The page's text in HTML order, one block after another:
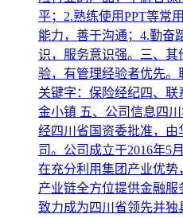
平；2.熟练使用PPT等常
能力，善于沟通；4.勤奋
识，服务意识强。三、
验，有管理经验者优先
关键字：保险经纪四、
金小镇 五、公司信息四
经四川省国资委批准，
司。公司成立于2016年5
在充分利用集团产业优势
产业链全方位提供金融
致力成为四川省领先并